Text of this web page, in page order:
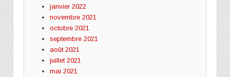
janvier 2022
novembre 2021
octobre 2021
septembre 2021
août 2021
juillet 2021
mai 2021